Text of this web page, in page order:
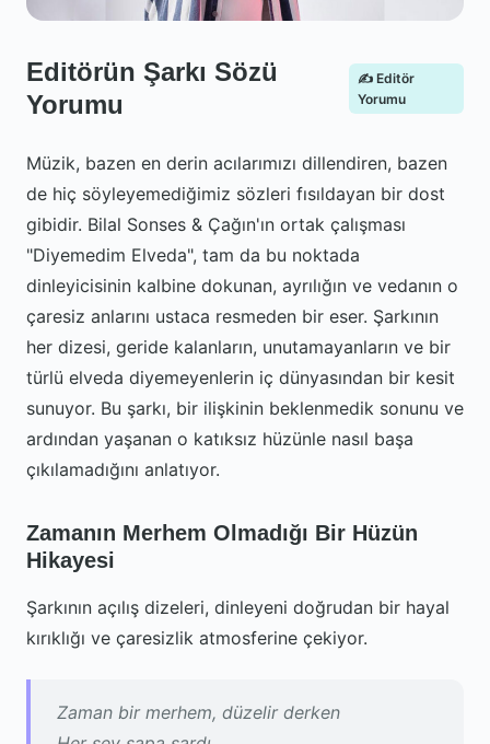
Editörün Şarkı Sözü
Yorumu
✍️ Editör
Yorumu
Müzik, bazen en derin acılarımızı dillendiren, bazen
de hiç söyleyemediğimiz sözleri fısıldayan bir dost
gibidir. Bilal Sonses & Çağın'ın ortak çalışması
"Diyemedim Elveda", tam da bu noktada
dinleyicisinin kalbine dokunan, ayrılığın ve vedanın o
çaresiz anlarını ustaca resmeden bir eser. Şarkının
her dizesi, geride kalanların, unutamayanların ve bir
türlü elveda diyemeyenlerin iç dünyasından bir kesit
sunuyor. Bu şarkı, bir ilişkinin beklenmedik sonunu ve
ardından yaşanan o katıksız hüzünle nasıl başa
çıkılamadığını anlatıyor.
Zamanın Merhem Olmadığı Bir Hüzün
Hikayesi
Şarkının açılış dizeleri, dinleyeni doğrudan bir hayal
kırıklığı ve çaresizlik atmosferine çekiyor.
Zaman bir merhem, düzelir derken